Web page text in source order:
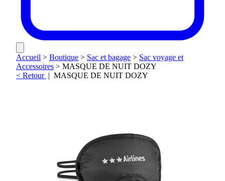
Accueil > Boutique > Sac et bagage > Sac voyage et
Accessoires > MASQUE DE NUIT DOZY
< Retour | MASQUE DE NUIT DOZY